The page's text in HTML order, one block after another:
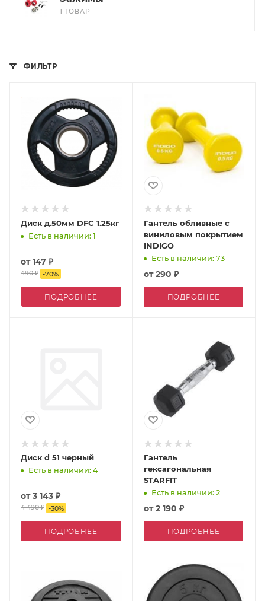
1 ТОВАР
ФИЛЬТР
Диск д.50мм DFC 1.25кг
Есть в наличии: 1
от147 ₽
490 ₽ -70%
ПОДРОБНЕЕ
Гантель обливные с
виниловым покрытием
INDIGO
Есть в наличии: 73
от290 ₽
ПОДРОБНЕЕ
Диск d 51 черный
Есть в наличии: 4
от3 143 ₽
4 490 ₽ -30%
ПОДРОБНЕЕ
Гантель
гексагональная
STARFIT
Есть в наличии: 2
от2 190 ₽
ПОДРОБНЕЕ